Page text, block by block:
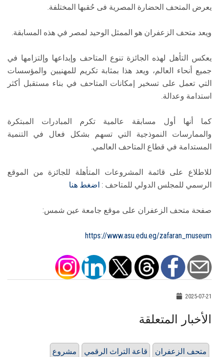
يعرض المتحف الحضارة المصرية فى حُقبها المختلفة.
ويعد متحف الزعفران هو الممثل الوحيد لمصر في هذه المسابقة.
يعكس التأهل لهذه الجائزة تنوع المتاحف وإبداعها وإلتزامها في
جميع أنحاء العالم، ويعد هذا بمثابة تكريم للمهنيين والمؤسسات
التي تعمل على تسخير إمكانات المتاحف في بناء مستقبل أكثر
استدامة وعدالة.
كما أنها أول مسابقة عالمية تكرم المبادرات المبتكرة
والممارسات النموذجية التي تسهم بشكل فعال في التنمية
المستدامة في قطاع المتاحف العالمي.
للاطلاع على قائمة المشروعات المتأهلة للجائزة من الموقع
الرسمي للمجلس الدولي للمتاحف : اضغط هنا
صفحة متحف الزعفران على موقع جامعة عين شمس:
https://www.asu.edu.eg/zafaran_museum
2025-07-21
الأخبار المتعلقة
مشروع قاعة التراث الرقمي متحف الزعفران